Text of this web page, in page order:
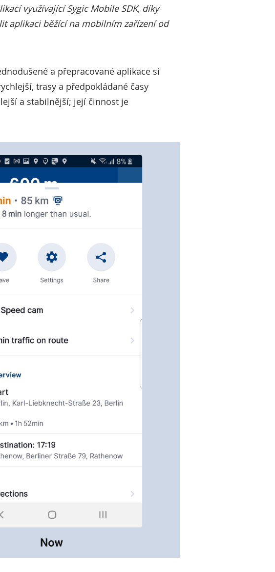
využívající Sygic Mobile SDK, díky
aplikaci běžící na mobilním zařízení od
a přepracované aplikace si
trasy a předpokládané časy
a stabilnější; její činnost je